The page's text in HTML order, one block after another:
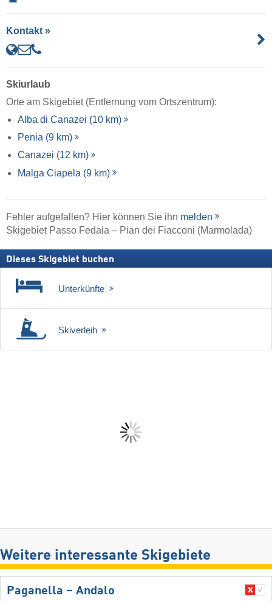
Kontakt »
Skiurlaub
Orte am Skigebiet (Entfernung vom Ortszentrum):
Alba di Canazei (10 km)
Penia (9 km)
Canazei (12 km)
Malga Ciapela (9 km)
Fehler aufgefallen? Hier können Sie ihn melden
Skigebiet Passo Fedaia – Pian dei Fiacconi (Marmolada)
Dieses Skigebiet buchen
Unterkünfte
Skiverleih
Weitere interessante Skigebiete
Paganella – Andalo